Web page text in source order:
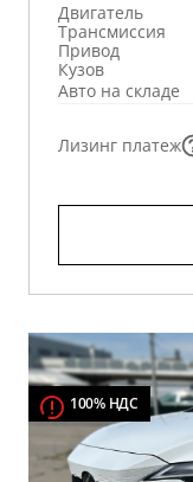
Двигатель
Трансмиссия
Привод
Кузов
Авто на складе
Лизинг платеж
100% НДС